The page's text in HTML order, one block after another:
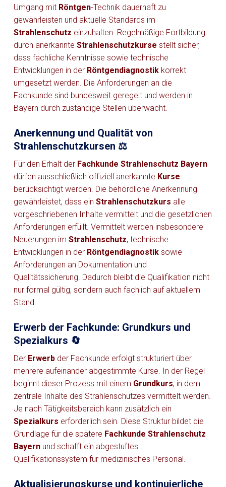
Umgang mit Röntgen-Technik dauerhaft zu
gewährleisten und aktuelle Standards im
Strahlenschutz einzuhalten. Regelmäßige Fortbildung
durch anerkannte Strahlenschutzkurse stellt sicher,
dass fachliche Kenntnisse sowie technische
Entwicklungen in der Röntgendiagnostik korrekt
umgesetzt werden. Die Anforderungen an die
Fachkunde sind bundesweit geregelt und werden in
Bayern durch zuständige Stellen überwacht.
Anerkennung und Qualität von
Strahlenschutzkursen ⚖️
Für den Erhalt der Fachkunde Strahlenschutz Bayern
dürfen ausschließlich offiziell anerkannte Kurse
berücksichtigt werden. Die behördliche Anerkennung
gewährleistet, dass ein Strahlenschutzkurs alle
vorgeschriebenen Inhalte vermittelt und die gesetzlichen
Anforderungen erfüllt. Vermittelt werden insbesondere
Neuerungen im Strahlenschutz, technische
Entwicklungen in der Röntgendiagnostik sowie
Anforderungen an Dokumentation und
Qualitätssicherung. Dadurch bleibt die Qualifikation nicht
nur formal gültig, sondern auch fachlich auf aktuellem
Stand.
Erwerb der Fachkunde: Grundkurs und
Spezialkurs 🔄
Der Erwerb der Fachkunde erfolgt strukturiert über
mehrere aufeinander abgestimmte Kurse. In der Regel
beginnt dieser Prozess mit einem Grundkurs, in dem
zentrale Inhalte des Strahlenschutzes vermittelt werden.
Je nach Tätigkeitsbereich kann zusätzlich ein
Spezialkurs erforderlich sein. Diese Struktur bildet die
Grundlage für die spätere Fachkunde Strahlenschutz
Bayern und schafft ein abgestuftes
Qualifikationssystem für medizinisches Personal.
Aktualisierungskurse und kontinuierliche